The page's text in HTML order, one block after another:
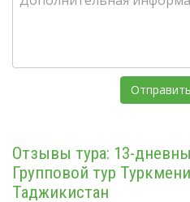
Отзывы тура: 13-
Групповой тур
Таджикистан